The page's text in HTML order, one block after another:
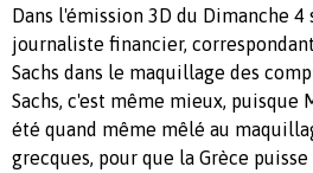
Dans l'émission 3D du Dimanche
journaliste financier,
Sachs dans le maquillage des
Sachs, c'est même mieux, puisque
été quand même mêlé au
grecques, pour que la Grèce